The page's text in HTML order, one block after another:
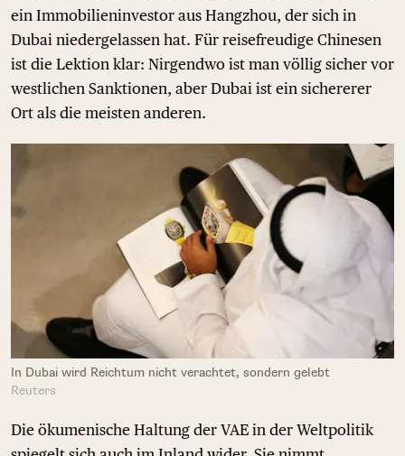
ein Immobilieninvestor aus Hangzhou, der sich in
Dubai niedergelassen hat. Für reisefreudige Chinesen
ist die Lektion klar: Nirgendwo ist man völlig sicher vor
westlichen Sanktionen, aber Dubai ist ein sichererer
Ort als die meisten anderen.
In Dubai wird Reichtum nicht verachtet, sondern gelebt
Reuters
Die ökumenische Haltung der VAE in der Weltpolitik